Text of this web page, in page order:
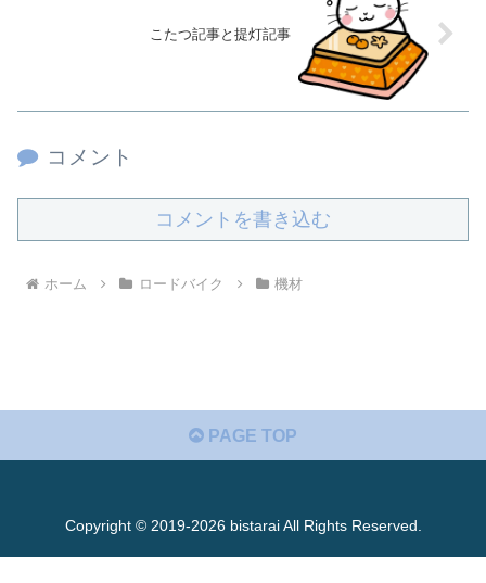
こたつ記事と提灯記事
コメント
コメントを書き込む
ホーム ロードバイク 機材
PAGE TOP
Copyright © 2019-2026 bistarai All Rights Reserved.